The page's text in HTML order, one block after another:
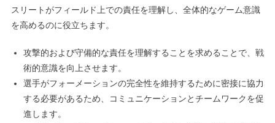
スリートがフィールド上での責任を理解し、全体的なゲーム意識
を高めるのに役立ちます。
攻撃的および守備的な責任を理解することを求めることで、戦
術的意識を向上させます。
選手がフォーメーションの完全性を維持するために密接に協力
する必要があるため、コミュニケーションとチームワークを促
進します。